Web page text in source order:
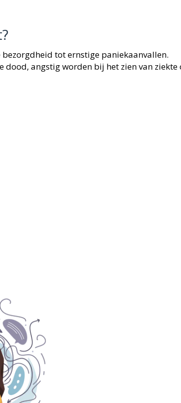
tot ernstige paniekaanvallen.
dood, angstig worden bij het zien van ziekte